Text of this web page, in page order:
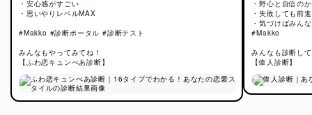
診断では、「どんな相手に惹かれるか」「恋をした時にどの
ように距離を縮めるか」「愛情をどのように表現するか」と
プ」に分類します。
また、表面的な性格だけでなく、「安心感を求めるタイプ」
「ときめきを重視するタイプ」「相手を優先しやすいタイ
プ」など、恋愛中に表れやすい心理的な傾向にも注目してい
・安心感がすごい
・思いやりレベルMAX
#Makko #診断ポータル #診断テスト
みんなもやってみてね！
【ふわ恋キュンべあ診断】
・野心と自信の
・失敗しても前
・気づけばみん
#Makko
みんなも診断し
【偉人診断】